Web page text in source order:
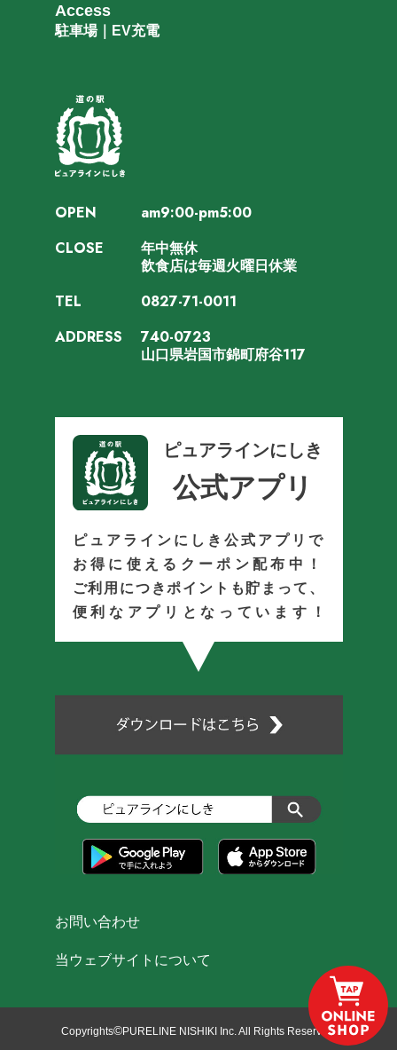
Access
駐車場｜EV充電
OPEN
am9:00-pm5:00
CLOSE
年中無休
飲食店は毎週火曜日休業
TEL
0827-71-0011
ADDRESS
740-0723
山口県岩国市錦町府谷117
ピュアラインにしき
公式アプリ
ピュアラインにしき公式アプリで
お得に使えるクーポン配布中！
ご利用につきポイントも貯まって、
便利なアプリとなっています！
お問い合わせ
当ウェブサイトについて
Copyrights©PURELINE NISHIKI Inc. All Rights Reserved.